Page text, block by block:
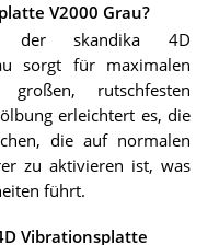
V2000 Grau?
der skandika 4D
sorgt für maximalen
rutschfesten
erleichtert es, die
die auf normalen
zu aktivieren ist, was
führt.
Vibrationsplatte